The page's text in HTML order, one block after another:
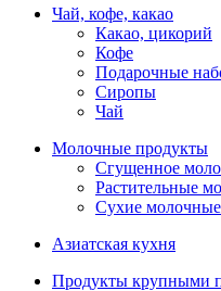
Чай, кофе, какао
Какао, цикорий
Кофе
Подарочные
Сиропы
Чай
Молочные продукты
Сгущенное
Растительные
Сухие
Азиатская кухня
Продукты крупными